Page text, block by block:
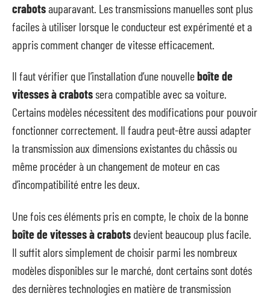
crabotsauparavant. Les transmissions manuelles sont plus
faciles à utiliser lorsque le conducteur est expérimenté et a
appris comment changer de vitesse efficacement.
Il faut vérifier que l’installation d’une nouvelleboîte de
vitesses à crabotssera compatible avec sa voiture.
Certains modèles nécessitent des modifications pour pouvoir
fonctionner correctement. Il faudra peut-être aussi adapter
la transmission aux dimensions existantes du châssis ou
même procéder à un changement de moteur en cas
d’incompatibilité entre les deux.
Une fois ces éléments pris en compte, le choix de la bonne
boîte de vitesses à crabots devient beaucoup plus facile.
Il suffit alors simplement de choisir parmi les nombreux
modèles disponibles sur le marché, dont certains sont dotés
des dernières technologies en matière de transmission